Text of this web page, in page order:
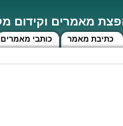
מאמרים וקידום
כותבי מאמרים כתיבת מאמר